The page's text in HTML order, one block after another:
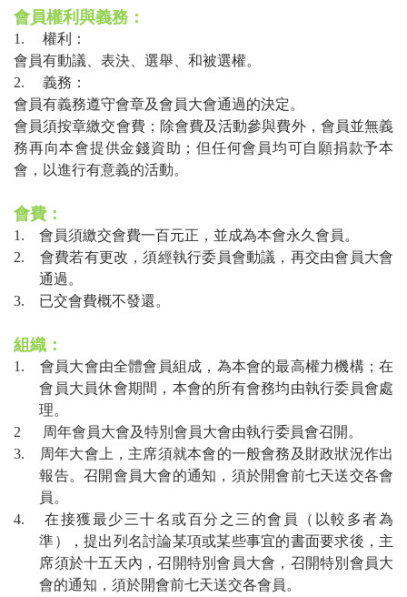
會員權利與義務：
1. 權利：
會員有動議、表決、選舉、和被選權。
2. 義務：
會員有義務遵守會章及會員大會通過的決定。
會員須按章繳交會費；除會費及活動參與費外，會員並無義
務再向本會提供金錢資助；但任何會員均可自願捐款予本
會，以進行有意義的活動。
會費：
1. 會員須繳交會費一百元正，並成為本會永久會員。
2. 會費若有更改，須經執行委員會動議，再交由會員大會
通過。
3. 已交會費概不發還。
組織：
1. 會員大會由全體會員組成，為本會的最高權力機構；在
會員大員休會期間，本會的所有會務均由執行委員會處
理。
2
周年會員大會及特別會員大會由執行委員會召開。
3.
周年大會上，主席須就本會的一般會務及財政狀況作出
報告。召開會員大會的通知，須於開會前七天送交各會
員。
4.在接獲最少三十名或百分之三的會員（以較多者為
準），提出列名討論某項或某些事宜的書面要求後，主
席須於十五天內，召開特別會員大會，召開特別會員大
會的通知，須於開會前七天送交各會員。